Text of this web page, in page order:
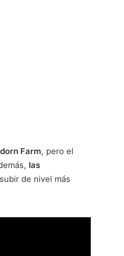
Farm, pero el
las
de nivel más